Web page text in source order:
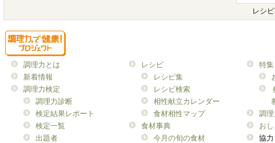
レシ
調理力とは
新着情報
調理力検定
調理力診断
検定結果レポート
検定一覧
出題者
レシピ
レシピ集
レシピ検索
相性献立カレンダー
食材相性マップ
食材事典
今月の旬の食材
特集
調
お
協力